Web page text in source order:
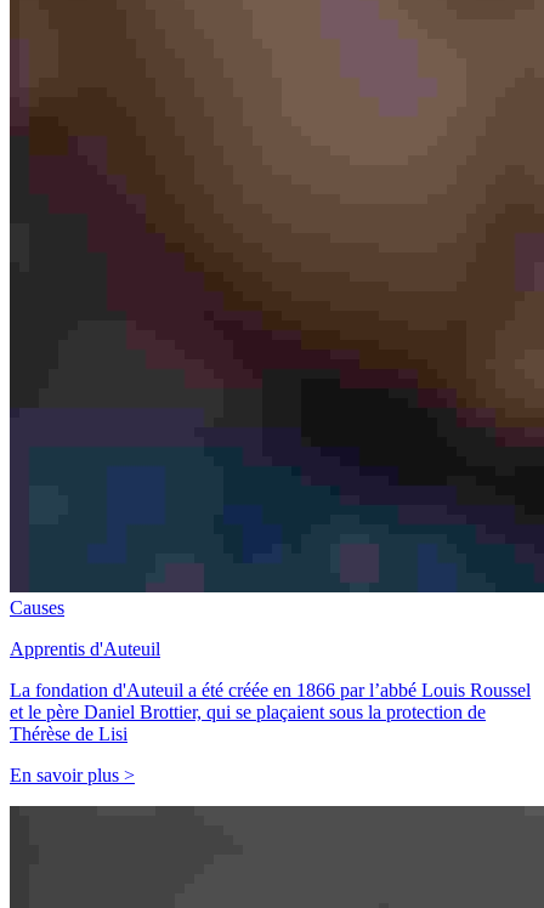
Causes
Apprentis d'Auteuil
La fondation d'Auteuil a été créée en 1866 par l’abbé Louis Roussel
et le père Daniel Brottier, qui se plaçaient sous la protection de
Thérèse de Lisi
En savoir plus >